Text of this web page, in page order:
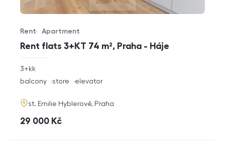
Rent flats 3+KT 74 m², Praha - Háje
Offer type
Rent
Property type
Apartment
rozměry
3+kk
funkce
balcony store elevator
adresa
st. Emilie Hyblerové, Praha
cena
29 000 Kč